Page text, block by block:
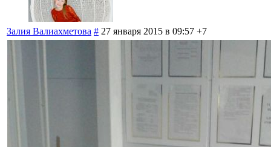
Залия Валиахметова # 27 января 2015 в 09:57 +7